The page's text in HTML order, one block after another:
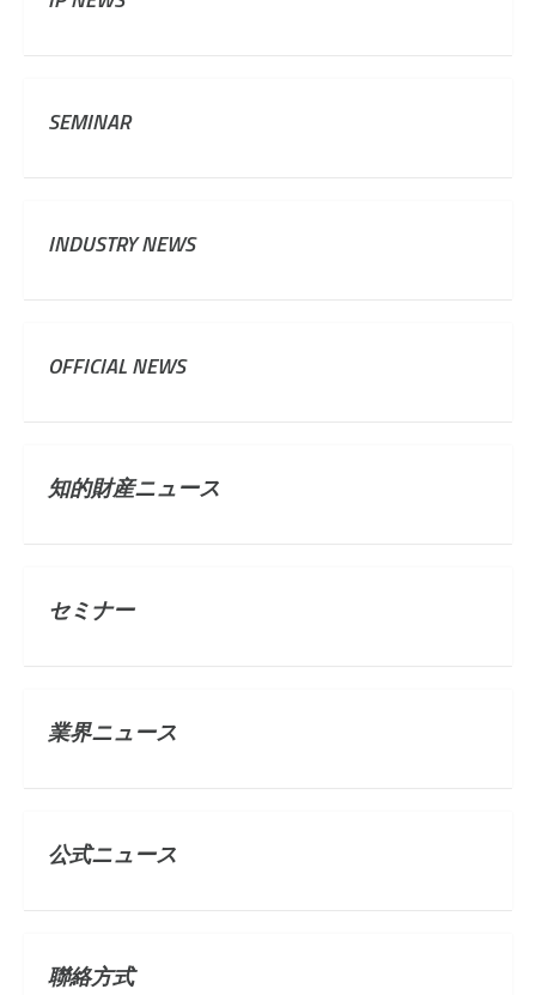
SEMINAR
INDUSTRY NEWS
OFFICIAL NEWS
知的財産ニュース
セミナー
業界ニュース
公式ニュース
聯絡方式